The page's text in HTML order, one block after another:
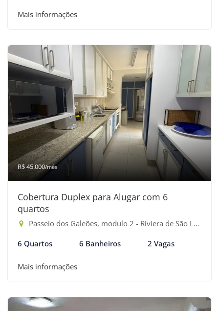
Mais informações
R$ 45.000/mês
Cobertura Duplex para Alugar com 6
quartos
Passeio dos Galeões, modulo 2 - Riviera de São Lourenço, Bertioga-SP
6 Quartos 6 Banheiros 2 Vagas
Mais informações